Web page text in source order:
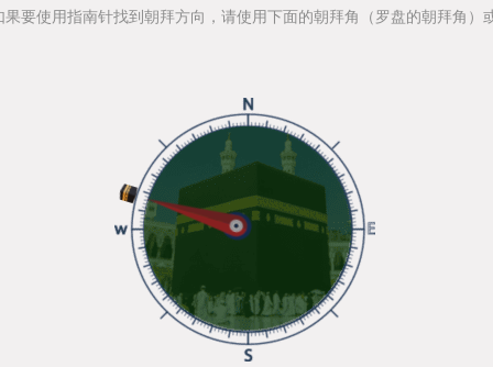
要使用指南针找到朝拜方向，请使用下面的朝拜角（罗盘的朝拜角